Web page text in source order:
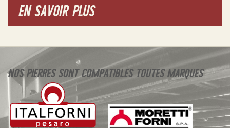
EN SAVOIR PLUS
NOS PIERRES SONT COMPATIBLES TOUTES MARQUES